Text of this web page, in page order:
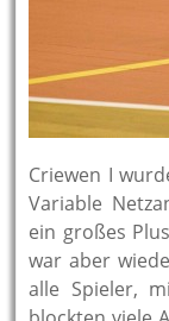
Criewen I
Variable
ein großes
war aber
alle Spieler,